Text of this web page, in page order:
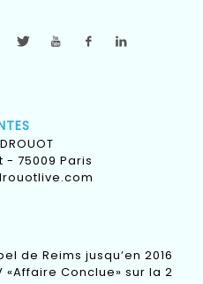
- 75009 Paris
de Reims jusqu’en 2016
«Affaire Conclue» sur la 2